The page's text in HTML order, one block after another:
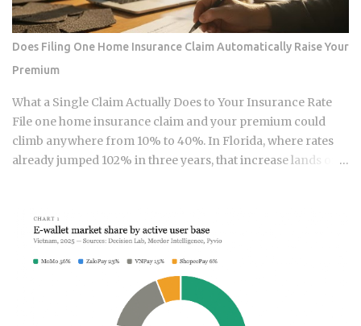
and what any specific product actually delivers is exactly
what this post works through. Since ETFs proliferated after
2008, the industry has packaged rotation logic into
hundreds of products. Robo-advisors, tactical allocation
funds, subscription-based quant newsletters — all of them
sell some variation of the same idea. Understanding the
underlying mechanics, separately from the produ...
Does Filing One Home Insurance Claim Automatically Raise Your
Premium
What a Single Claim Actually Does to Your Insurance Rate
File one home insurance claim and your premium could
climb anywhere from 10% to 40%. In Florida, where rates
already jumped 102% in three years, that increase lands on
hike, or is your risk profile doing most of the damage?
Insurers price risk using claims data, credit-based
insurance scores, home age, and location, all blended
together. A single claim can push your premium up 10% to
40% , and where you land in that range depends heavily on
what kind of loss you filed. You won't see the increase right